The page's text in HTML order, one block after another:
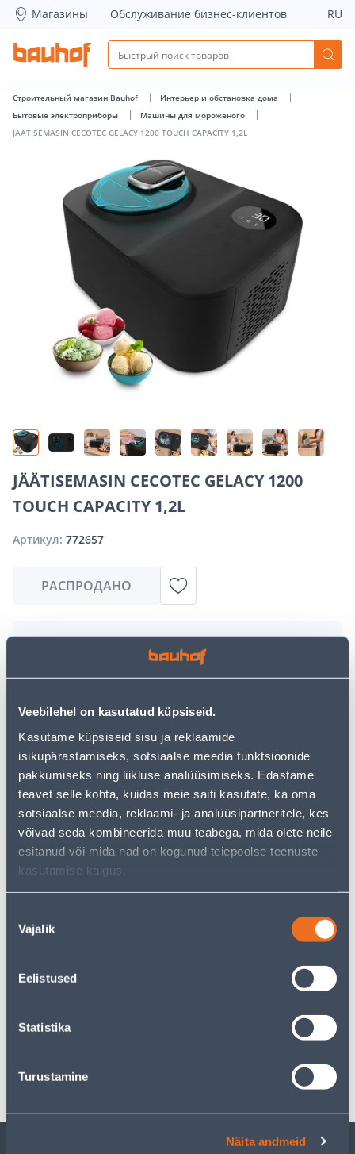
Veebilehel on kasutatud küpsiseid.
Kasutame küpsiseid sisu ja reklaamide
isikupärastamiseks, sotsiaalse meedia funktsioonide
pakkumiseks ning liikluse analüüsimiseks. Edastame
teavet selle kohta, kuidas meie saiti kasutate, ka oma
sotsiaalse meedia, reklaami- ja analüüsipartneritele, kes
võivad seda kombineerida muu teabega, mida olete neile
esitanud või mida nad on kogunud teiepoolse teenuste
kasutamise käigus.
valik
Vajalik
Eelistused
Statistika
Turustamine
Näita andmeid
JÄÄTISEMASIN CECOTEC GELACY 1200 TOUCH CAPACITY
Магазины Обслуживание бизнес-клиентов RU
Строительный магазин Bauhof
Интерьер и обстановка дома
Бытовые электроприборы
Машины для мороженого
JÄÄTISEMASIN CECOTEC GELACY 1200 TOUCH CAPACITY 1,2L
JÄÄTISEMASIN CECOTEC GELACY 1200
TOUCH CAPACITY 1,2L
Артикул: 772657
РАСПРОДАНО
настоящее время временно отсутствует из-за
большого спроса. Однако мы предлагаем отличные
могут вам понравиться!
Но ваш шопинг не должен заканчиваться здесь - вы
можете продолжить свои исследования, вернувшись
главную страницу или используя нашу мощную
функцию поиска, чтобы найти еще более приятные
варианты. Удачных покупок!
• 14-päevane tagastusõigus.
• HANKIJA LAOST TELLITAV TOODE
Описание
Спецификация
Транспорт